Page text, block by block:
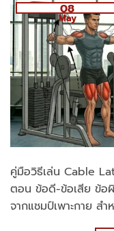
08
May
คู่มือวิธีเล่น Cable
ตอน ข้อดี-ข้อเสีย ข้อ
จากแชมป์เพาะกาย ส